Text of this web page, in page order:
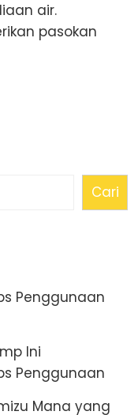
air.
pasokan
Cari
Penggunaan
Ini
Penggunaan
Mana yang